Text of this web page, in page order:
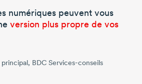
numériques peuvent vous
version plus propre de vos
principal, BDC Services-conseils